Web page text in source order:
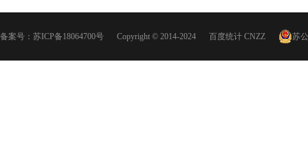
备案号： 苏ICP备18064700号 Copyright © 2014-2024 百度统计 CNZZ 苏